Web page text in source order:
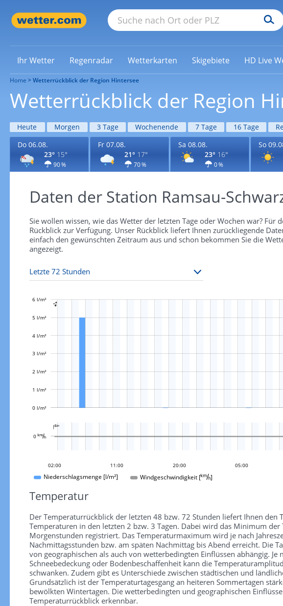
Ihr Wetter Regenradar Wetterkarten Skigebiete HD Live
Home Wetterrückblick der Region Hintersee
Wetterrückblick der Region
Heute Morgen 3 Tage Wochenende 7 Tage 16 Tage
Do 06.08.
23° 15°
90 %
Fr 07.08.
21° 17°
70 %
Sa 08.08.
23° 16°
0 %
So
Daten der Station Ramsau-
Sie wollen wissen, wie das Wetter der letzten Tage oder Wochen war?
Rückblick zur Verfügung. Unser Rückblick liefert Ihnen zurückliegende
einfach den gewünschten Zeitraum aus und schon bekommen Sie die
angezeigt.

0 l/m²
1 l/m²
2 l/m²
3 l/m²
4 l/m²
5 l/m²
6 l/m²

0 
02:00 11:00 20:00 05:00
Niederschlagsmenge [l/m²]
Windgeschwindigkeit []
Temperatur
Der Temperaturrückblick der letzten 48 bzw. 72 Stunden liefert Ihnen den
Temperaturen in den letzten 2 bzw. 3 Tagen. Dabei wird das Minimum der
Morgenstunden registriert. Das Temperaturmaximum wird je nach
Nachmittagsstunden bzw. am späten Nachmittag bis Abend erreicht. Die
von geographischen als auch von wetterbedingten Einflüssen abhängig. Je
Schneebedeckung oder Bodenbeschaffenheit kann die
schwanken. Zudem gibt es Unterschiede zwischen städtischen und
Grundsätzlich ist der Temperaturtagesgang an heiteren Sommertagen
bewölkten Wintertagen. Die wetterbedingten und geographischen
Temperaturrückblick erkennbar.